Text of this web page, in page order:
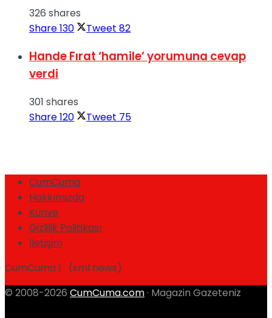
326 shares
Share130 Tweet 82
Hande Fırat ‘hamile’ yorumuna cevap
verdi
301 shares
Share120 Tweet 75
CumCuma
Hakkımızda
Künye
Gizlilik Politikası
İletişim
CumCuma | (xml news)
© 2008-2026 CumCuma.com · Magazin Gazeteniz